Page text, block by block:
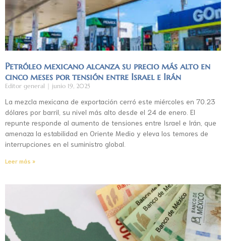
Petróleo mexicano alcanza su precio más alto en
cinco meses por tensión entre Israel e Irán
Editor general junio 19, 2025
La mezcla mexicana de exportación cerró este miércoles en 70.23
dólares por barril, su nivel más alto desde el 24 de enero. El
repunte responde al aumento de tensiones entre Israel e Irán, que
amenaza la estabilidad en Oriente Medio y eleva los temores de
interrupciones en el suministro global.
Leer más »